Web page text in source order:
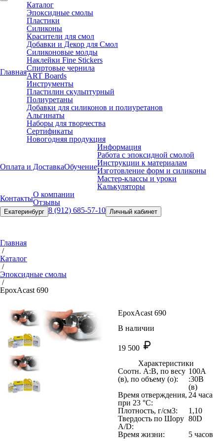
Главная
Каталог
Эпоксидные смолы
Пластики
Силиконы
Красители для смол
Добавки и Декор для Смол
Силиконовые молды
Наклейки Fine Stickers
Спиртовые чернила
ART Boards
Инструменты
Пластилин скульптурный
Полиуретаны
Добавки для силиконов и полиуретанов
Альгинаты
Наборы для творчества
Сертификаты
Новогодняя продукция
Оплата и ДоставкаОбучение
Информация
Работа с эпоксидной смолой
Инструкции к материалам
Изготовление форм и силиконы
Мастер-классы и уроки
Калькуляторы
КонтактыО компании
Отзывы
Екатеринбург 8 (912) 685-57-10 Личный кабинет
Главная
/
Каталог
/
Эпоксидные смолы
/
EpoxAcast 690
EpoxAcast 690
В наличии
19 500
Характеристики
Соотн. A:B, по весу
(в), по объему (о):
100A
:30B
(в)
Время отверждения,
при 23 °C:
24 часа
Плотность, г/см3:
1,10
Твердость по Шору
A/D:
80D
Время жизни:
5 часов